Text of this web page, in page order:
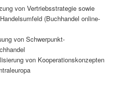
von Vertriebsstrategie sowie
(Buchhandel online-
von Schwerpunkt-
von Kooperationskonzepten